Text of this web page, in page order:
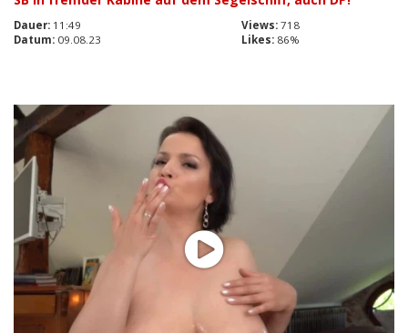
Dauer: 11:49 Views: 718
Datum: 09.08.23 Likes: 86%